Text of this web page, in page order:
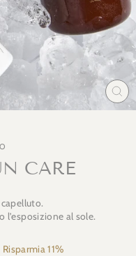
CARE
l’esposizione al sole.
Risparmia 11%